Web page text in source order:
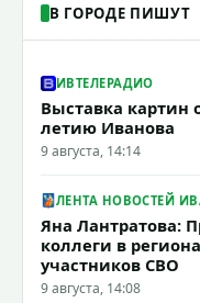
В ГОРОДЕ ПИШУТ
ИВТЕЛЕРАДИО
Выставка картин
летию Иванова
9 августа, 14:14
ЛЕНТА НОВОСТЕЙ
Яна Лантратова:
коллеги в
участников СВО
9 августа, 14:08